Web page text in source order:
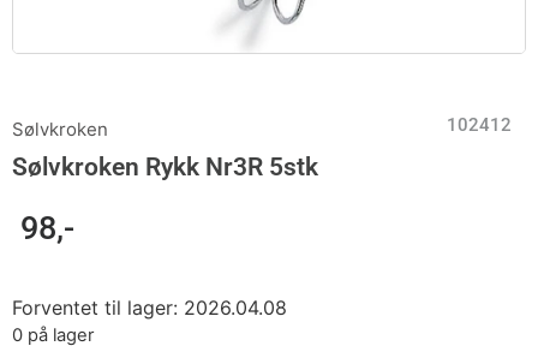
Sølvkroken 102412
Sølvkroken Rykk Nr3R 5stk
98,-
Forventet til lager: 2026.04.08
0 på lager